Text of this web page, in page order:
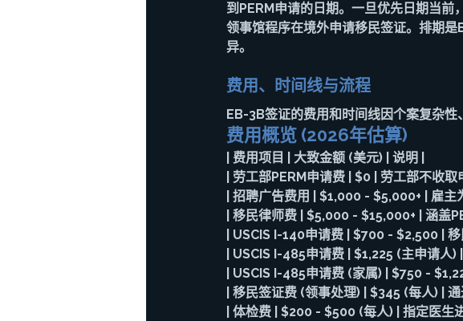
到PERM申请的日期。一旦优先日期当
领事馆程序在境外申请移民签证。排期
异。
费用、时间线与流程
EB-3B签证的费用和时间线因个案复杂性
费用概览 (2026年估算)
| 费用项目 | 大致金额 (美元) | 说明 |
| 劳工部PERM申请费 | $0 | 劳工部不收
| 招聘广告费用 | $1,000 - $5,000+ | 雇主
| 移民律师费 | $5,000 - $15,000+ | 涵盖
| USCIS I-140申请费 | $700 - $2,500 |
| USCIS I-485申请费 | $1,225 (主申请人)
| USCIS I-485申请费 (家属) | $750 -
| 移民签证费 (领事处理) | $345 (每人) |
| 体检费 | $200 - $500 (每人) | 指定医生